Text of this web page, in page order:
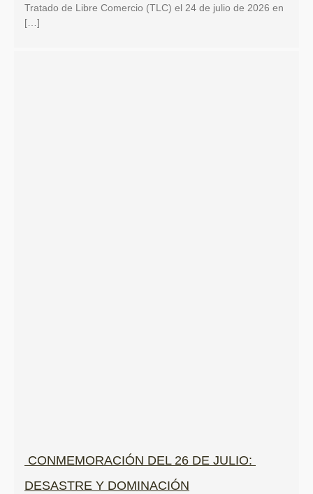
Tratado de Libre Comercio (TLC) el 24 de julio de 2026 en
[…]
CONMEMORACIÓN DEL 26 DE JULIO:
DESASTRE Y DOMINACIÓN